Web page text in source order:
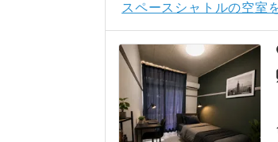
スペースシャトルの空室